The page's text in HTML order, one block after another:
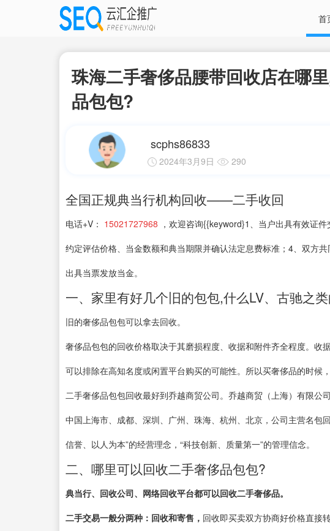
首
珠海二手奢侈品腰带回收店在哪
品包包?
scphs86833
2024年3月9日 290
全国正规典当行机构回收——二手收回
电话+V： 15021727968 ，欢迎咨询{{keyword}1、当户出具有效证
约定评估价格、当金数额和典当期限并确认法定息费标准；4、双方
出具当票发放当金。
一、家里有好几个旧的包包,什么LV、古驰之
旧的奢侈品包包可以拿去回收。
奢侈品包包的回收价格取决于其磨损程度、收据和附件齐全程度。收
可以排除在高知名度或闲置平台购买的可能性。所以买奢侈品的时候
二手奢侈品包包回收最好到乔越商贸公司。乔越商贸（上海）有限公
中国上海市、成都、深圳、广州、珠海、杭州、北京，公司主营名包
信誉、以人为本”的经营理念，“科技创新、质量第一”的管理信念。
二、哪里可以回收二手奢侈品包包?
典当行、回收公司、网络回收平台都可以回收二手奢侈品。
二手交易一般分两种：回收和寄售， 回收即买卖双方协商好价格直接